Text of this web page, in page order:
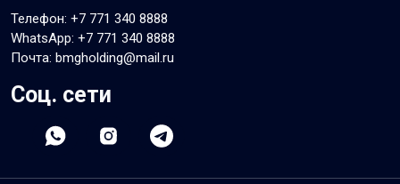
Телефон: +7 771 340 8888
WhatsApp: +7 771 340 8888
Почта: bmgholding@mail.ru
Соц. сети